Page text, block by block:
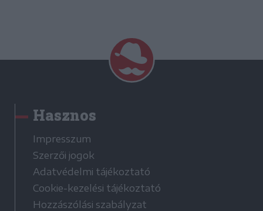
Hasznos
Impresszum
Szerzői jogok
Adatvédelmi tájékoztató
Cookie-kezelési tájékoztató
Hozzászólási szabályzat